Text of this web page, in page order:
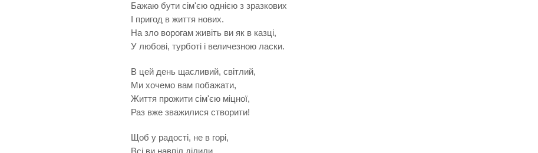
Бажаю бути сім'єю однією з зразкових
І пригод в життя нових.
На зло ворогам живіть ви як в казці,
У любові, турботі і величезною ласки.
В цей день щасливий, світлий,
Ми хочемо вам побажати,
Життя прожити сім'єю міцної,
Раз вже зважилися створити!
Щоб у радості, не в горі,
Всі ви навпіл ділили,